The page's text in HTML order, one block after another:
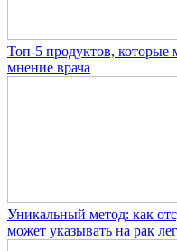
Топ-5 продуктов, которые
мнение врача
Уникальный метод: как
может указывать на рак